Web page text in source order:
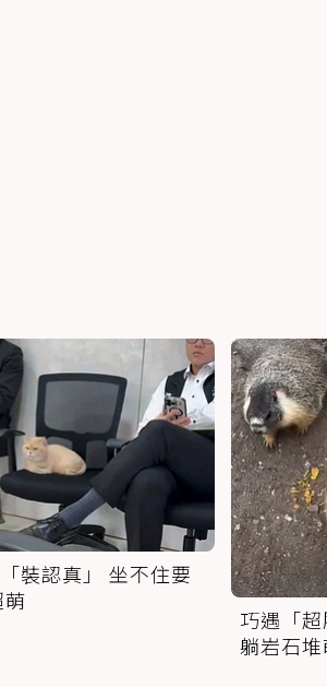
裝認真」 坐不住要
萌
巧遇「
躺岩石